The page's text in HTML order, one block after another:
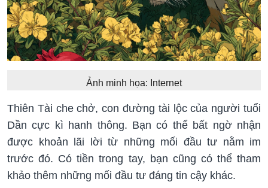
Ảnh minh họa: Internet
Thiên Tài che chở, con đường tài lộc của người tuổi
Dần cực kì hanh thông. Bạn có thể bất ngờ nhận
được khoản lãi lời từ những mối đầu tư nằm im
trước đó. Có tiền trong tay, bạn cũng có thể tham
khảo thêm những mối đầu tư đáng tin cậy khác.